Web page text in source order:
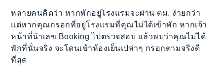
หลายคนคิดว่า หากพักอยู่โรงแรมจะผ่าน ตม. ง่ายกว่า
แต่หากคุณกรอกที่อยู่โรงแรมที่คุณไม่ได้เข้าพัก หากเจ้า
หน้าที่นำเลข Booking ไปตรวจสอบ แล้วพบว่าคุณไม่ได้
พักที่นั่นจริง จะโดนเข้าห้องเย็นเปล่าๆ กรอกตามจริงดี
ที่สุด